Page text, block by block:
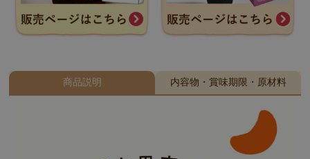
商品説明 内容物・賞味期限・原材料